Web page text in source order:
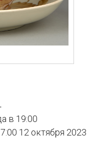
в 19:00
12 октября 2023